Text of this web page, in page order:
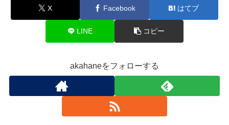
X Facebook はてブ
LINE コピー
akahaneをフォローする